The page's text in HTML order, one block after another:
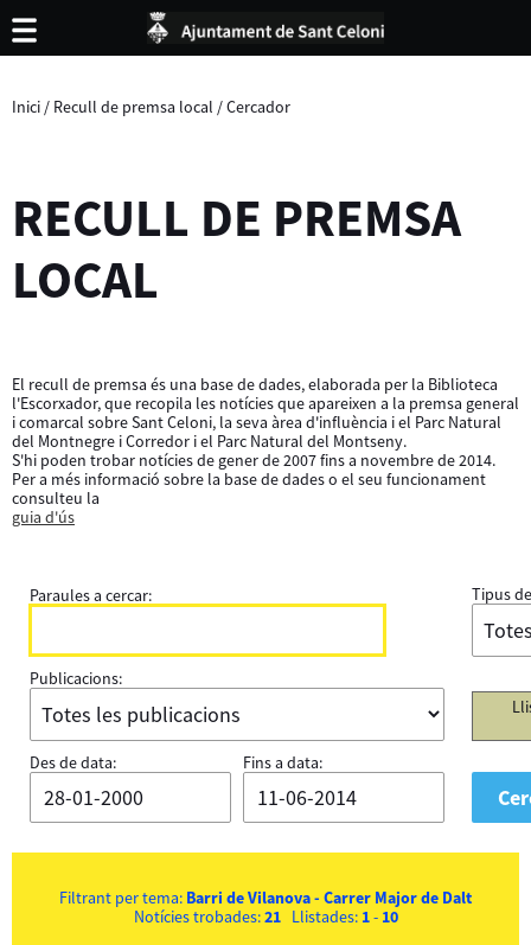
Inici / Recull de premsa local /Cercador
RECULL DE PREMSA
LOCAL
El recull de premsa és una base de dades, elaborada per la Biblioteca
l'Escorxador, que recopila les notícies que apareixen a la premsa general
i comarcal sobre Sant Celoni, la seva àrea d'influència i el Parc Natural
del Montnegre i Corredor i el Parc Natural del Montseny.
S'hi poden trobar notícies de gener de 2007 fins a novembre de 2014.
Per a més informació sobre la base de dades o el seu funcionament
consulteu la
guia d'ús
Paraules a cercar: Tipus
Publicacions:
Des de data: Fins a data:
Filtrant per tema: Barri de Vilanova - Carrer Major de Dalt
Notícies trobades:21Llistades: 1- 10